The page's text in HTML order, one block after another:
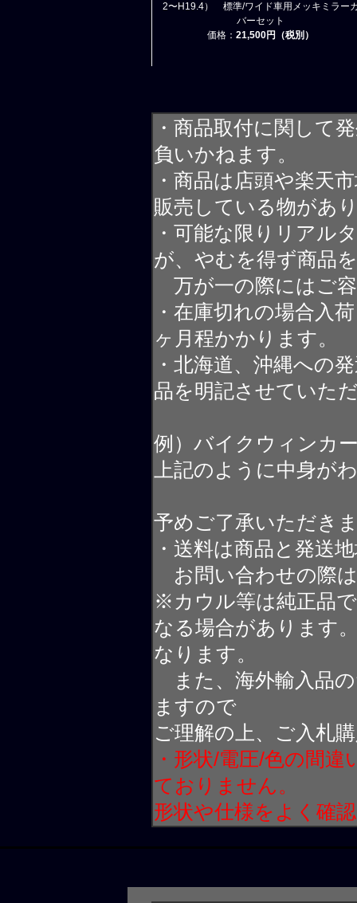
2〜H19.4） 標準/ワイド車用メッキミラー
バーセット
価格： 21,500円（税別）
・商品取付に関して
負いかねます。
・商品は店頭や楽天
販売している物があ
・可能な限りリアル
が、やむを得ず商品
万が一の際にはご
・在庫切れの場合入
ヶ月程かかります。
・北海道、沖縄への
品を明記させていた
例）バイクウィンカ
上記のように中身が
予めご了承いただき
・送料は商品と発送
お問い合わせの際
※カウル等は純正品
なる場合があります
なります。
また、海外輸入品
ますので
ご理解の上、ご入札
・形状/電圧/色の間
ておりません。
形状や仕様をよく確